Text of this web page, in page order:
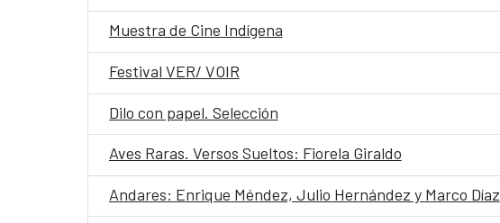
Muestra de Cine Indígena
Festival VER/ VOIR
Dilo con papel. Selección
Aves Raras. Versos Sueltos: Fiorela Giraldo
Andares: Enrique Méndez, Julio Hernández y Marco Díaz